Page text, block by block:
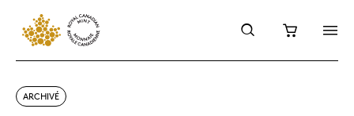
ARCHIVÉ